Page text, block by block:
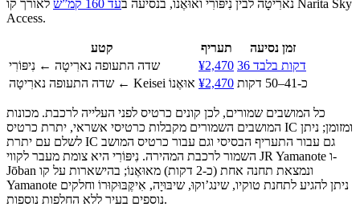
נארִיטָה לבין נִיפּוֹרִי ואוּאֶנוֹ, בנסיעה בעד 160 קמ”ש
לאורך קו Narita Sky
Access.
קטע תעריף
זמן נסיעה
שדה התעופה נארִיטָה ← נִיפּוֹרִי
¥2,470
36 דקות בלבד
שדה התעופה נארִיטָה ← Keisei אוּאֶנוֹ ¥2,470 כ-41–50 דקות
כל המושבים שמורים, לכן קונים כרטיס לפני העלייה לרכבת. מכונות
המושבים השמורים מקבלות כרטיסי אשראי, יתרת כרטיס IC ומזומן; ניתן
לשלם עם יתרת IC גם עבור התעריף הבסיסי וגם עבור כרטיס המושב
השמור לרכבת המהירה. נִיפּוֹרִי היא צומת מעבר לקווי JR Yamanote ו-
Jōban ונמצאת תחנה אחת (כ-2 דקות) מאוּאֶנוֹ; בהישארות על קו
Yamanote ניתן להגיע לתחנת טוקיו, שינג’וקוּ, שיבּוּיָה, אִיקֶּבּוּקוּרוֹ וחלקים
נוספים בעיר ללא החלפות נוספות.